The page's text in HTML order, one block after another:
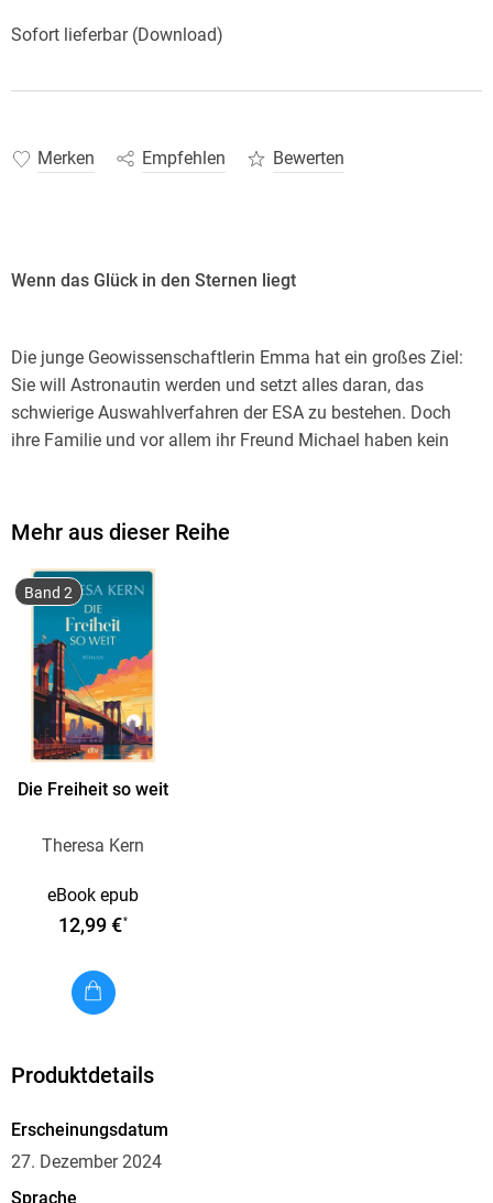
Sofort lieferbar (Download)
Merken Empfehlen Bewerten
Wenn das Glück in den Sternen liegt
Die junge Geowissenschaftlerin Emma hat ein großes Ziel:
Sie will Astronautin werden und setzt alles daran, das
schwierige Auswahlverfahren der ESA zu bestehen. Doch
ihre Familie und vor allem ihr Freund Michael haben kein
Dort begegnet sie dem verschlossenen Wissenschaftler
Mauna Kea beteiligt ist. Elias kann Emmas Leidenschaft für
das Weltall nur zu gut verstehen. Zum ersten Mal fühlt sich
Emma verstanden. Inmitten der faszinierenden Natur
Hawaiis kämpfen die beiden um eine neue Liebe und stoßen
dabei auch auf ein tragisches Familiengeheimnis, das beider
Leben für immer verändern wird . . .
Mehr aus dieser Reihe
Band 2
Die Freiheit so weit
Theresa Kern
eBook epub
12,99 €*
Produktdetails
Erscheinungsdatum
27. Dezember 2024
Sprache